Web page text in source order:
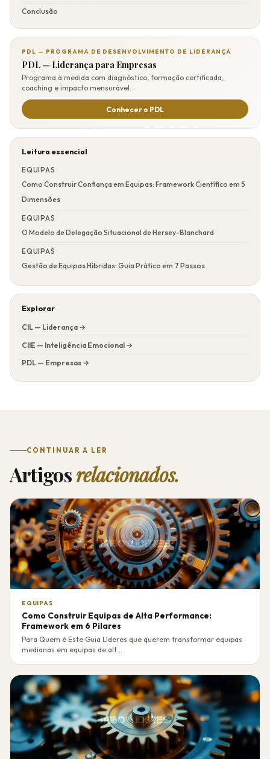
Conclusão
PDL — PROGRAMA DE DESENVOLVIMENTO DE LIDERANÇA
PDL — Liderança para Empresas
Programa à medida com diagnóstico, formação certificada,
coaching e impacto mensurável.
Conhecer o PDL
Leitura essencial
EQUIPAS
Como Construir Confiança em Equipas: Framework Científico em 5
Dimensões
EQUIPAS
O Modelo de Delegação Situacional de Hersey-Blanchard
EQUIPAS
Gestão de Equipas Híbridas: Guia Prático em 7 Passos
Explorar
CIL — Liderança →
CIIE — Inteligência Emocional →
PDL — Empresas →
CONTINUAR A LER
Artigosrelacionados.
EQUIPAS
Como Construir Equipas de Alta Performance:
Framework em 6 Pilares
Para Quem é Este Guia Líderes que querem transformar equipas
medianas em equipas de alt...